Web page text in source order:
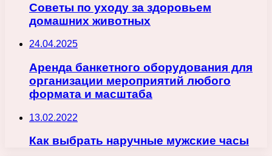
Советы по уходу за здоровьем
домашних животных
24.04.2025
Аренда банкетного оборудования для
организации мероприятий любого
формата и масштаба
13.02.2022
Как выбрать наручные мужские часы